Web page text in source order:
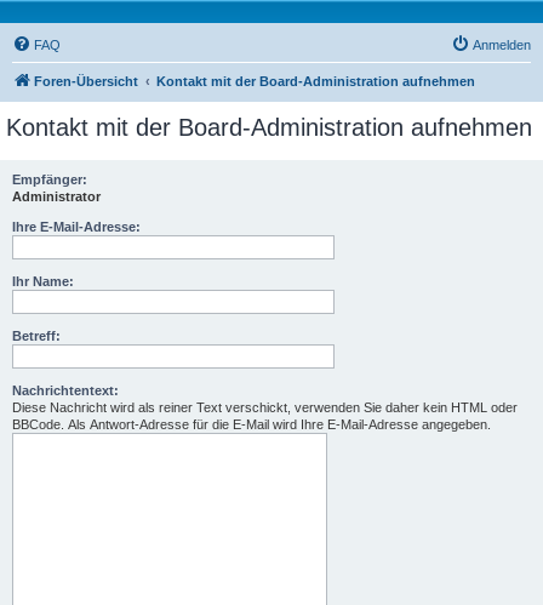
FAQ Anmelden
Foren-Übersicht Kontakt mit der Board-Administration aufnehmen
Kontakt mit der Board-Administration aufnehmen
Empfänger:
Administrator
Ihre E-Mail-Adresse:
Ihr Name:
Betreff:
Nachrichtentext:
Diese Nachricht wird als reiner Text verschickt, verwenden Sie daher kein HTML oder
BBCode. Als Antwort-Adresse für die E-Mail wird Ihre E-Mail-Adresse angegeben.